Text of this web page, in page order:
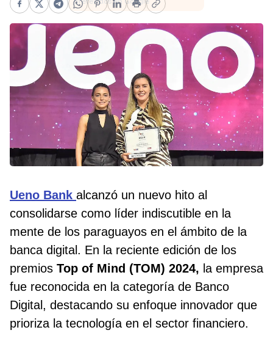
Facebook
X Telegram
WhatsApp
Pinterest
LinkedIn
PrintCopy link
Ueno Bank alcanzó un nuevo hito al
consolidarse como líder indiscutible en la
mente de los paraguayos en el ámbito de la
banca digital. En la reciente edición de los
premios Top of Mind (TOM) 2024, la empresa
fue reconocida en la categoría de Banco
Digital, destacando su enfoque innovador que
prioriza la tecnología en el sector financiero.